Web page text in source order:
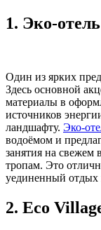
1. Эко-
Один из ярких
Здесь основной
материалы в
источников
ландшафту. Эко-
водоёмом и
занятия на свежем
тропам. Это
уединенный отдых
2. Eco